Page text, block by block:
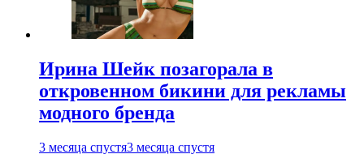
Ирина Шейк позагорала в
откровенном бикини для рекламы
модного бренда
3 месяца спустя3 месяца спустя